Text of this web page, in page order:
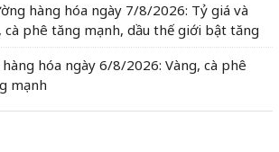
hàng hóa ngày 7/8/2026: Tỷ giá và
cà phê tăng mạnh, dầu thế giới bật tăng
hóa ngày 6/8/2026: Vàng, cà phê
mạnh